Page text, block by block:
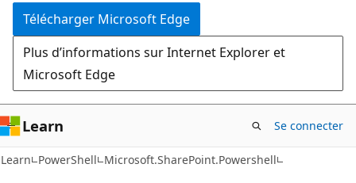
Télécharger Microsoft Edge
Plus d’informations sur Internet Explorer et
Microsoft Edge
Learn Se connecter
Learn PowerShell Microsoft.SharePoint.Powershell